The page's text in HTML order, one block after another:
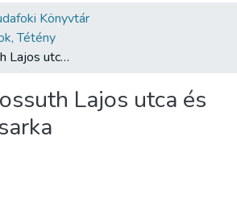
Könyvtár
Tétény
Budafok, Kossuth Lajos utca és Ország-út sarka
Lajos utca és